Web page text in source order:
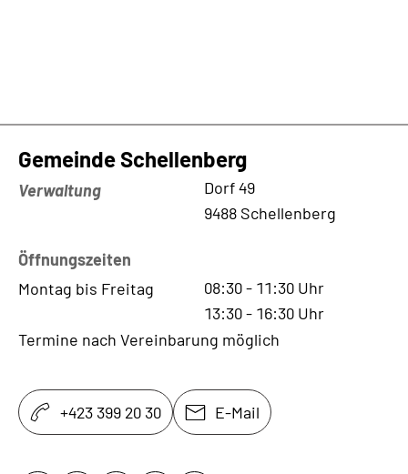
Gemeinde Schellenberg
Verwaltung
Dorf 49
9488 Schellenberg
Öffnungszeiten
Montag bis Freitag
08:30- 11:30 Uhr
13:30- 16:30 Uhr
Termine nach Vereinbarung möglich
+423 399 20 30 E-Mail